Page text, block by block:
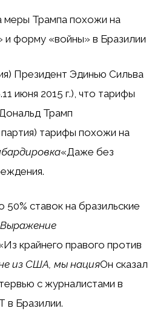
меры Трампа похожи на
и форму «войны» в Бразилии
Президент Эдинью Сильва
июня 2015 г.), что тарифы
Трамп
партия) тарифы похожи на
«Даже без
50% ставок на бразильские
Выражение
крайнего правого против
из США, мы нацияОн сказал
с журналистами в
в Бразилии.